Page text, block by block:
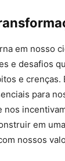
em nosso
e desafios
e crenças.
para
nos
em
nossos